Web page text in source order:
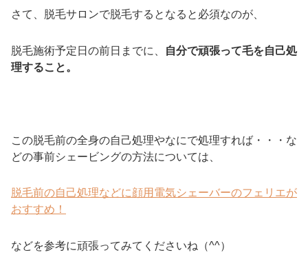
さて、脱毛サロンで脱毛するとなると必須なのが、
脱毛施術予定日の前日までに、
自分で頑張って毛を自己処
理すること。
この脱毛前の全身の自己処理やなにで処理すれば・・・な
どの事前シェービングの方法については、
脱毛前の自己処理などに顔用電気シェーバーのフェリエが
おすすめ！
などを参考に頑張ってみてくださいね（^^）